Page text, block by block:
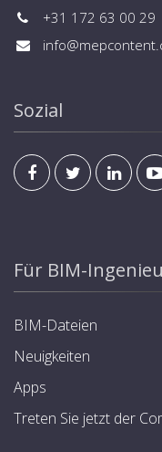
+31 172 63 00 29
Sozial
Für BIM-
BIM-Dateien
Neuigkeiten
Apps
Treten Sie jetzt der